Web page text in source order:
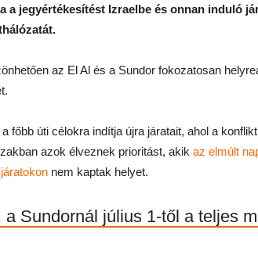
a jegyértékesítést Izraelbe és onnan induló
az El Al és a Sundor fokozatosan
főbb úti célokra indítja újra járatait, ahol a
azok élveznek prioritást, akik az elmúlt
nem kaptak helyet.
Sundornál július 1-től a teljes